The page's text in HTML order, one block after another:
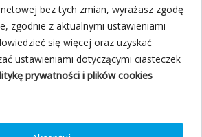
bez tych zmian, wyrażasz zgodę
zgodnie z aktualnymi ustawieniami
się więcej oraz uzyskać
ustawieniami dotyczącymi ciasteczek
prywatności i plików cookies